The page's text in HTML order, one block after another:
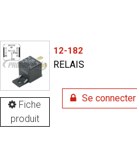
Fiche
produit
12-182
RELAIS
Se